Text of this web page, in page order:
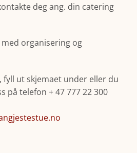
deg ang. din catering
organisering og
fyll ut skjemaet under eller du
på telefon + 47 777 22 300